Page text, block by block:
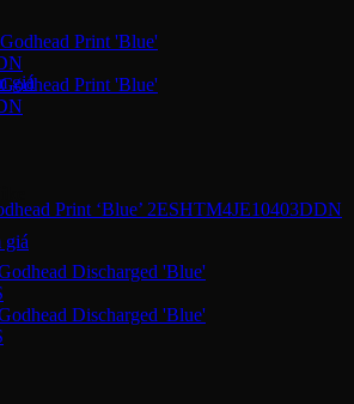
Print ‘Blue’ 2ESHTM4JE10403DDN